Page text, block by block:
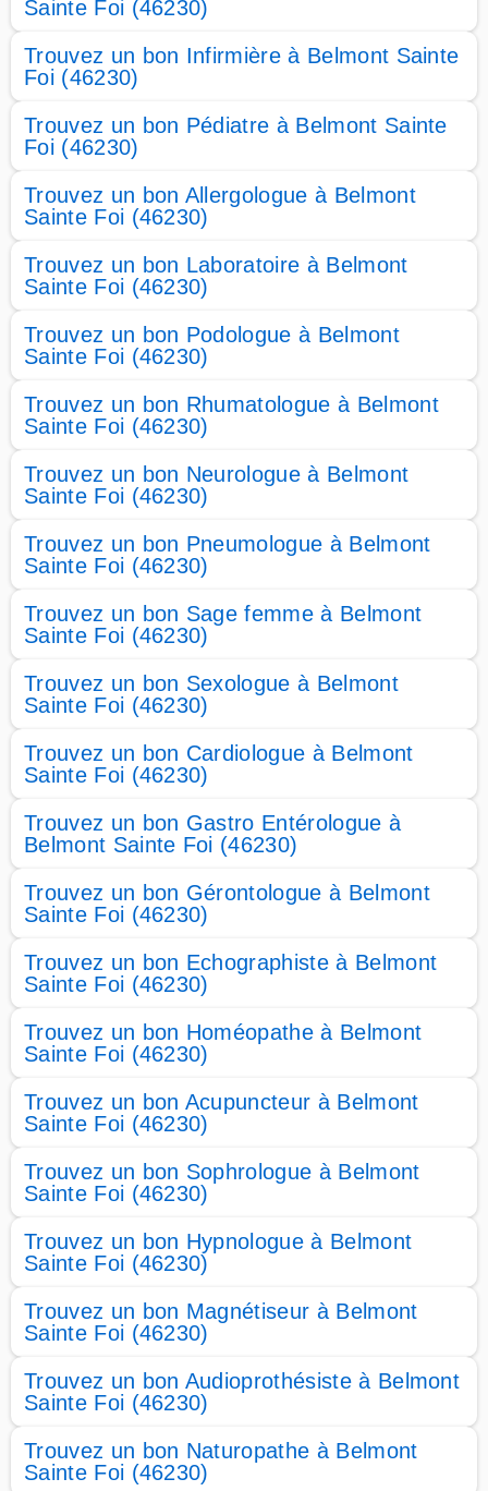
Sainte Foi (46230)
Trouvez un bon Infirmière à Belmont Sainte
Foi (46230)
Trouvez un bon Pédiatre à Belmont Sainte
Foi (46230)
Trouvez un bon Allergologue à Belmont
Sainte Foi (46230)
Trouvez un bon Laboratoire à Belmont
Sainte Foi (46230)
Trouvez un bon Podologue à Belmont
Sainte Foi (46230)
Trouvez un bon Rhumatologue à Belmont
Sainte Foi (46230)
Trouvez un bon Neurologue à Belmont
Sainte Foi (46230)
Trouvez un bon Pneumologue à Belmont
Sainte Foi (46230)
Trouvez un bon Sage femme à Belmont
Sainte Foi (46230)
Trouvez un bon Sexologue à Belmont
Sainte Foi (46230)
Trouvez un bon Cardiologue à Belmont
Sainte Foi (46230)
Trouvez un bon Gastro Entérologue à
Belmont Sainte Foi (46230)
Trouvez un bon Gérontologue à Belmont
Sainte Foi (46230)
Trouvez un bon Echographiste à Belmont
Sainte Foi (46230)
Trouvez un bon Homéopathe à Belmont
Sainte Foi (46230)
Trouvez un bon Acupuncteur à Belmont
Sainte Foi (46230)
Trouvez un bon Sophrologue à Belmont
Sainte Foi (46230)
Trouvez un bon Hypnologue à Belmont
Sainte Foi (46230)
Trouvez un bon Magnétiseur à Belmont
Sainte Foi (46230)
Trouvez un bon Audioprothésiste à Belmont
Sainte Foi (46230)
Trouvez un bon Naturopathe à Belmont
Sainte Foi (46230)